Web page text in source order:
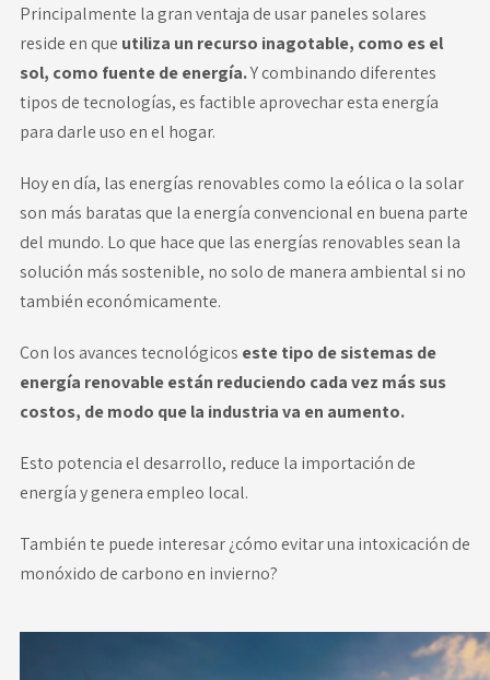
Principalmente la gran ventaja de usar paneles solares
reside en que utiliza un recurso inagotable, como es el
sol, como fuente de energía.Y combinando diferentes
tipos de tecnologías, es factible aprovechar esta energía
para darle uso en el hogar.
Hoy en día, las energías renovables como la eólica o la solar
son más baratas que la energía convencional en buena parte
del mundo. Lo que hace que las energías renovables sean la
solución más sostenible, no solo de manera ambiental si no
también económicamente.
Con los avances tecnológicos este tipo de sistemas de
energía renovable están reduciendo cada vez más sus
costos, de modo que la industria va en aumento.
Esto potencia el desarrollo, reduce la importación de
energía y genera empleo local.
También te puede interesar¿cómo evitar una intoxicación de
monóxido de carbono en invierno?